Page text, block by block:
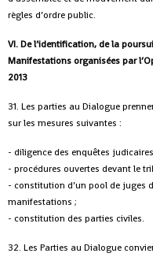
règles d’ordre public.
VI. De l’identification, de la
Manifestations organisées par
2013
31. Les parties au Dialogue
sur les mesures suivantes :
- diligence des enquêtes
- procédures ouvertes devant le
- constitution d’un pool de juges
manifestations ;
- constitution des parties civiles.
32. Les Parties au Dialogue